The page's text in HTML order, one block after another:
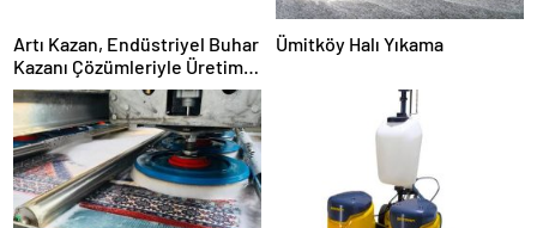
Artı Kazan, Endüstriyel Buhar
Kazanı Çözümleriyle Üretim
Tesislerine Verimli Sistemler
Sunuyor
Ümitköy Halı Yıkama